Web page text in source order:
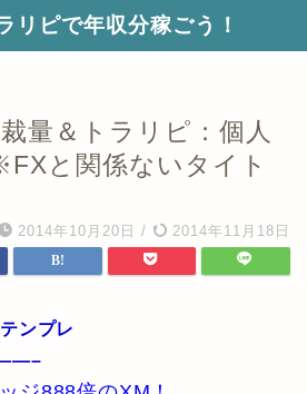
リピで年収分稼ごう！
量＆トラリピ：個人
と関係ないタイト
2014年10月20日 / 2014年11月18日
プレ